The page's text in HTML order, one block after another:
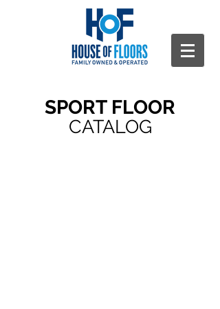
SPORT FLOOR
CATALOG